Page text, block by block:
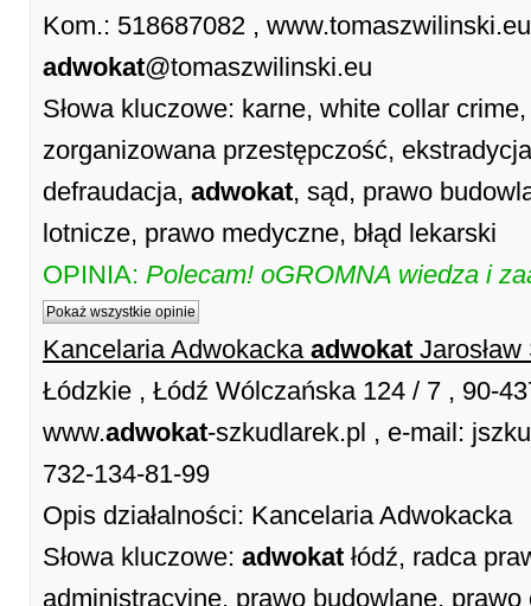
Kom.: 518687082 ,
adwokat@tomaszwilinski.eu
Słowa kluczowe: karne, white collar
zorganizowana przestępczość,
defraudacja, adwokat, sąd, prawo
lotnicze, prawo medyczne, błąd lekarski
OPINIA: Polecam! oGROMNA wiedza i
Pokaż wszystkie opinie
Kancelaria Adwokacka adwokat
Łódzkie , Łódź Wólczańska 124 / 7 , 90-
www.adwokat-szkudlarek.pl , e-mail:
732-134-81-99
Opis działalności: Kancelaria Adwokacka
Słowa kluczowe: adwokat łódź, radca
administracyjne, prawo budowlane, prawo